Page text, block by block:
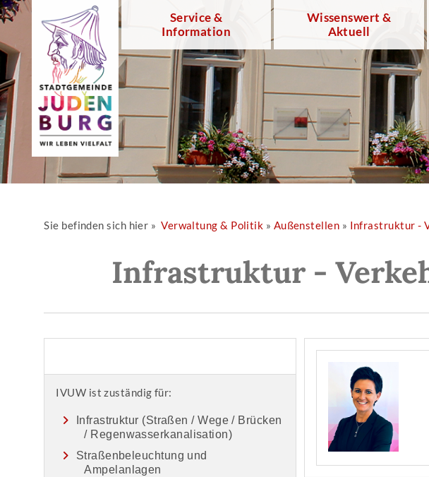
Service &
Information
Wissenswert &
Aktuell
Sie befinden sich hier »Verwaltung & Politik » Außenstellen » Infrastruktur -
Infrastruktur -
IVUW ist zuständig für:
Infrastruktur (Straßen / Wege / Brücken
/ Regenwasserkanalisation)
Straßenbeleuchtung und
Ampelanlagen